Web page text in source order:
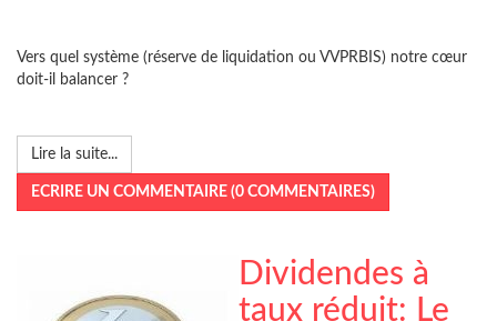
Vers quel système (réserve de liquidation ou VVPRBIS) notre cœur
doit-il balancer ?
Lire la suite...
ECRIRE UN COMMENTAIRE (0 COMMENTAIRES)
Dividendes à
taux réduit: Le